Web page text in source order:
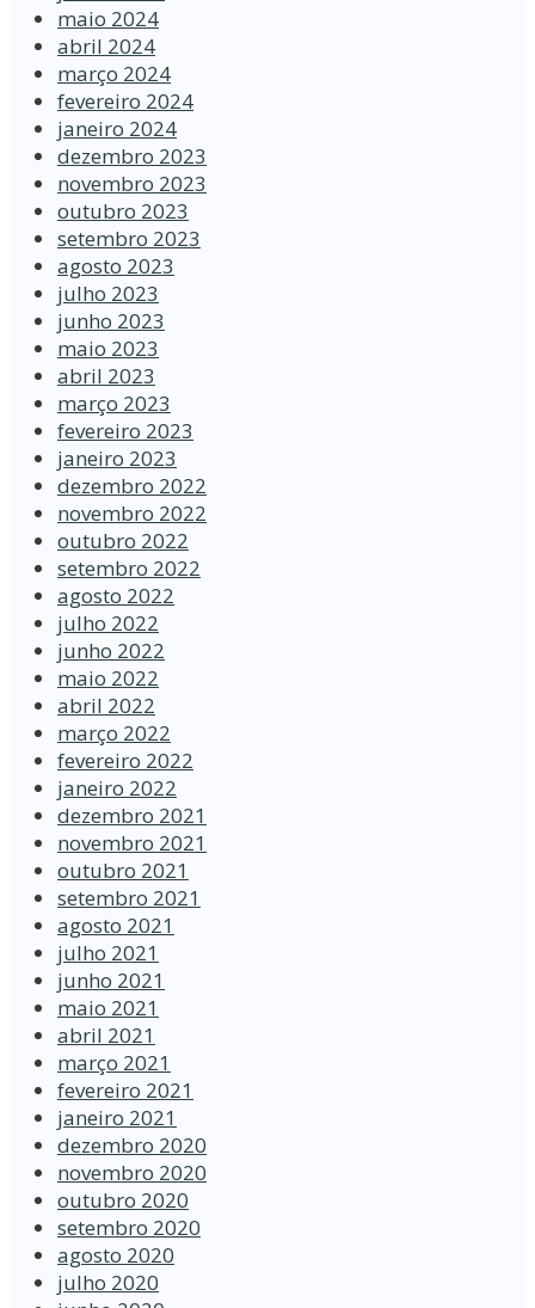
maio 2024
abril 2024
março 2024
fevereiro 2024
janeiro 2024
dezembro 2023
novembro 2023
outubro 2023
setembro 2023
agosto 2023
julho 2023
junho 2023
maio 2023
abril 2023
março 2023
fevereiro 2023
janeiro 2023
dezembro 2022
novembro 2022
outubro 2022
setembro 2022
agosto 2022
julho 2022
junho 2022
maio 2022
abril 2022
março 2022
fevereiro 2022
janeiro 2022
dezembro 2021
novembro 2021
outubro 2021
setembro 2021
agosto 2021
julho 2021
junho 2021
maio 2021
abril 2021
março 2021
fevereiro 2021
janeiro 2021
dezembro 2020
novembro 2020
outubro 2020
setembro 2020
agosto 2020
julho 2020